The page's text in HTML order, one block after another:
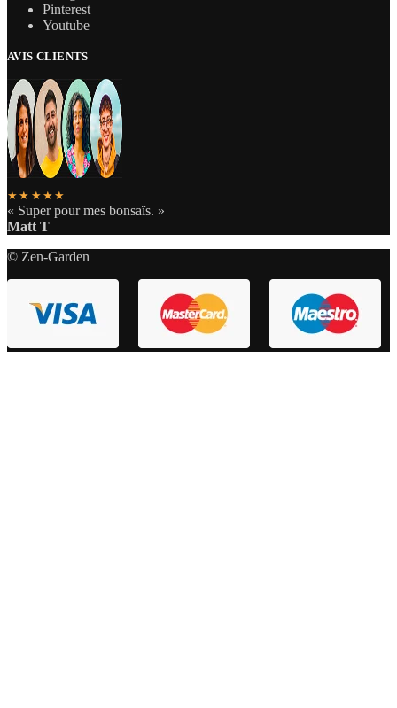
Pinterest
Youtube
AVIS CLIENTS
★★★★★
« Super pour mes bonsaïs. »
Matt T
© Zen-Garden